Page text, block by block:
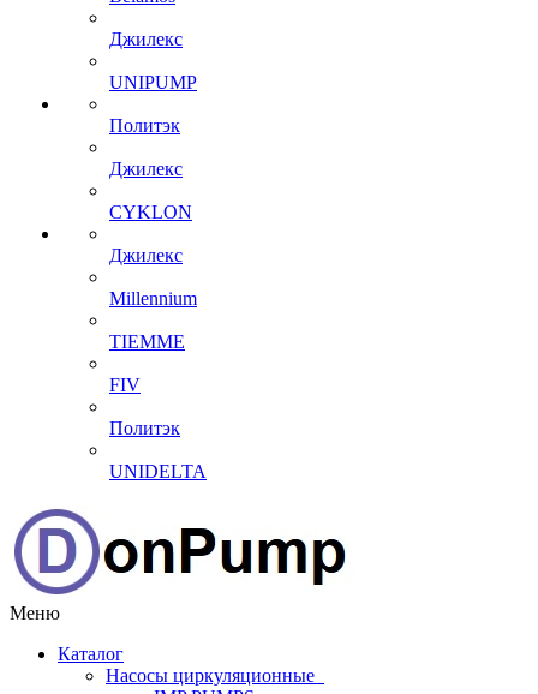
Джилекс
UNIPUMP
Политэк
Джилекс
CYKLON
Джилекс
Millennium
TIEMME
FIV
Политэк
UNIDELTA
Меню
Каталог
Насосы циркуляционные